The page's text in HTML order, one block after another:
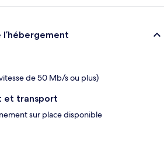
de 50 Mb/s ou plus)
et transport
sur place disponible